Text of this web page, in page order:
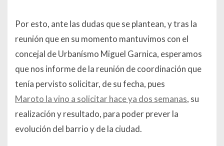
Por esto, ante las dudas que se plantean, y tras la
reunión que en su momento mantuvimos con el
concejal de Urbanísmo Miguel Garnica, esperamos
que nos informe de la reunión de coordinación que
tenía pervisto solicitar, de su fecha, pues
Maroto la vino a solicitar hace ya dos semanas, su
realización y resultado, para poder prever la
evolución del barrio y de la ciudad.